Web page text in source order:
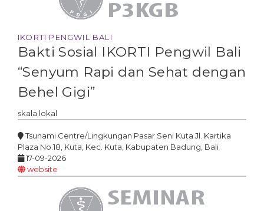
IKORTI PENGWIL BALI
Bakti Sosial IKORTI Pengwil Bali
“Senyum Rapi dan Sehat dengan
Behel Gigi”
skala lokal
Tsunami Centre/Lingkungan Pasar Seni Kuta Jl. Kartika
Plaza No.18, Kuta, Kec. Kuta, Kabupaten Badung, Bali
17-09-2026
website